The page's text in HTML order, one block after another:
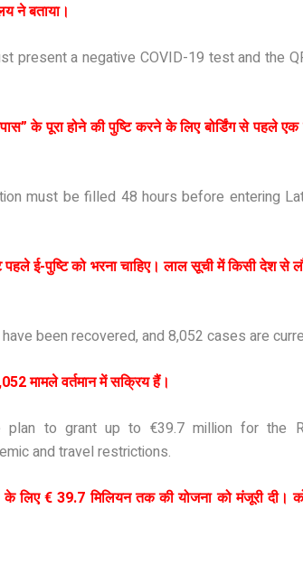
ने बताया।
a negative COVID-19 test and the
के पूरा होने की पुष्टि करने के लिए बोर्डिंग से पहले
must be filled 48 hours before entering
ई-पुष्टि को भरना चाहिए। लाल सूची में किसी देश से
been recovered, and 8,052 cases are
मामले वर्तमान में सक्रिय हैं।
to grant up to €39.7 million for the
and travel restrictions.
€ 39.7 मिलियन तक की योजना को मंजूरी दी।